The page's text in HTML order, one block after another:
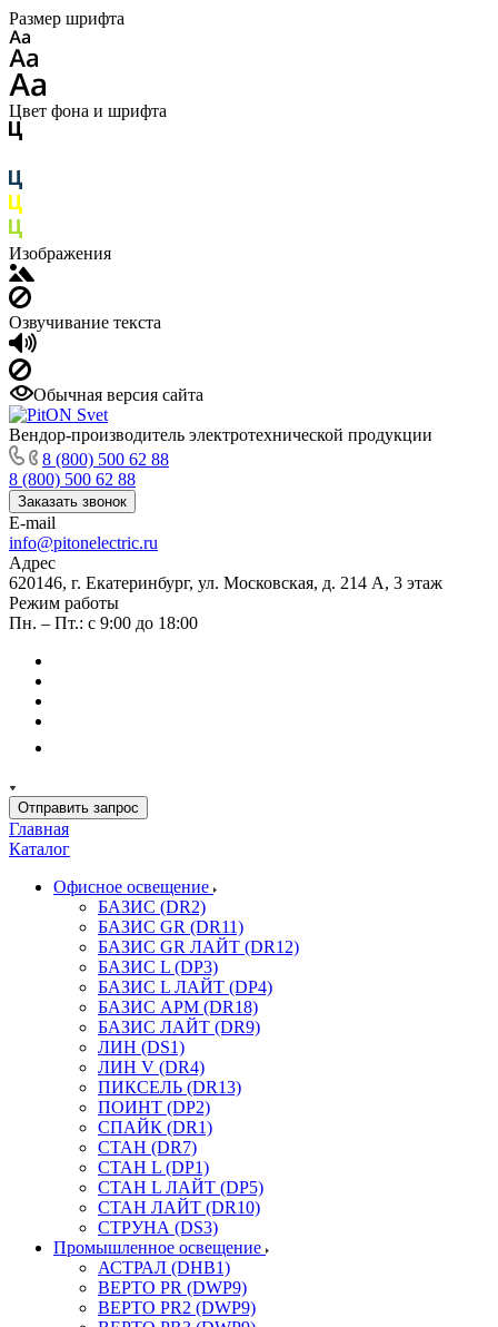
Размер шрифта
Цвет фона и шрифта
Изображения
Озвучивание текста
Обычная версия сайта
Вендор-производитель электротехнической продукции
8 (800) 500 62 88
8 (800) 500 62 88
Заказать звонок
E-mail
info@pitonelectric.ru
Адрес
620146, г. Екатеринбург, ул. Московская, д. 214 А, 3 этаж
Режим работы
Пн. – Пт.: с 9:00 до 18:00
Отправить запрос
Главная
Каталог
Офисное освещение
БАЗИС (DR2)
БАЗИС GR (DR11)
БАЗИС GR ЛАЙТ (DR12)
БАЗИС L (DP3)
БАЗИС L ЛАЙТ (DP4)
БАЗИС АРМ (DR18)
БАЗИС ЛАЙТ (DR9)
ЛИН (DS1)
ЛИН V (DR4)
ПИКСЕЛЬ (DR13)
ПОИНТ (DP2)
СПАЙК (DR1)
СТАН (DR7)
СТАН L (DP1)
СТАН L ЛАЙТ (DP5)
СТАН ЛАЙТ (DR10)
СТРУНА (DS3)
Промышленное освещение
АСТРАЛ (DHB1)
ВЕРТО PR (DWP9)
ВЕРТО PR2 (DWP9)